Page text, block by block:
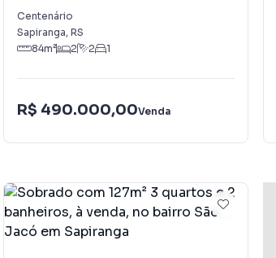
Centenário
Sapiranga, RS
84m² 2 2 1
R$ 490.000,00Venda